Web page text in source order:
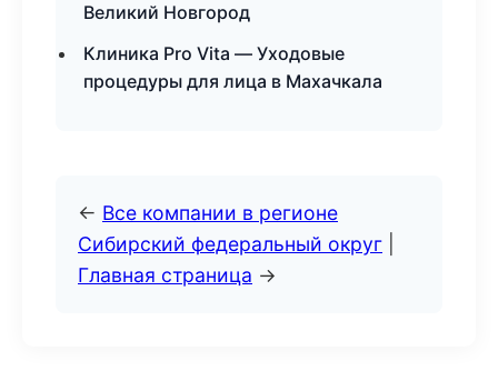
Великий Новгород
Клиника Pro Vita — Уходовые
процедуры для лица в Махачкала
← Все компании в регионе
Сибирский федеральный округ
Главная страница →